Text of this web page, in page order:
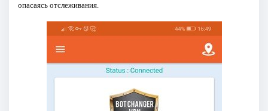
опасаясь отслеживания.